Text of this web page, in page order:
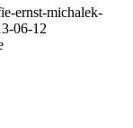
ernst-michalek-
06-12